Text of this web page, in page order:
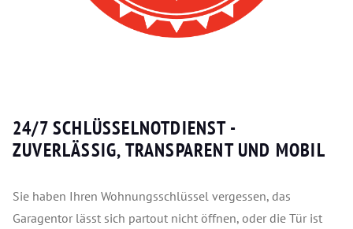
24/7 SCHLÜSSELNOTDIENST -
ZUVERLÄSSIG, TRANSPARENT UND MOBIL
Sie haben Ihren Wohnungsschlüssel vergessen, das
Garagentor lässt sich partout nicht öffnen, oder die Tür ist